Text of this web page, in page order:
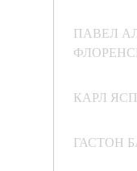
ПАВЕЛ
КАРЛ
ГАСТОН